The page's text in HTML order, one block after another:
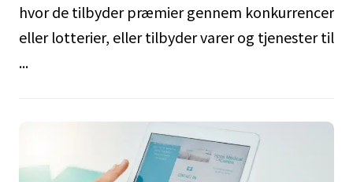
hvor de tilbyder præmier gennem konkurrencer
eller lotterier, eller tilbyder varer og tjenester til
...